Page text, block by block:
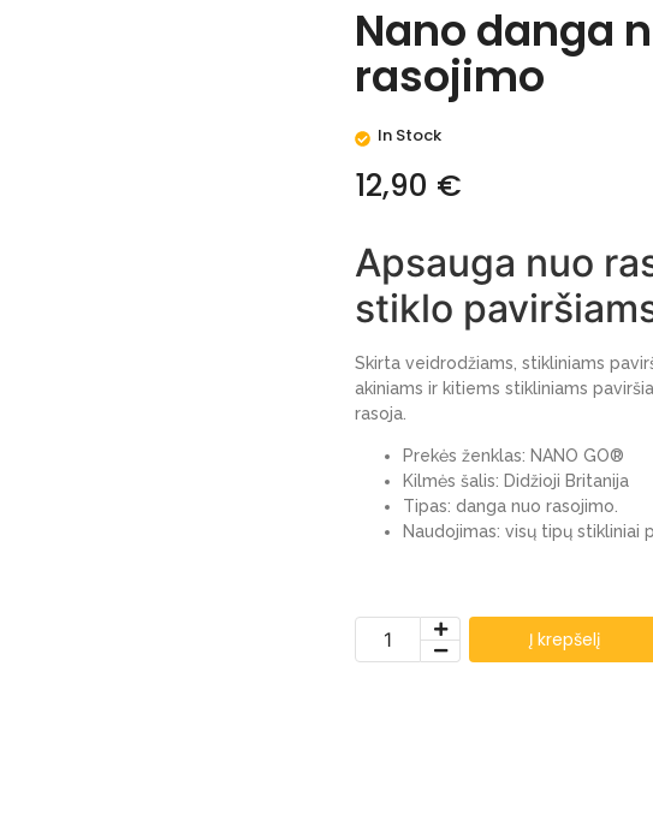
Nano danga
rasojimo
In Stock
12,90 €
Apsauga nuo
stiklo
Skirta veidrodžiams, stikliniams
akiniams ir kitiems stikliniams
rasoja.
Prekės ženklas: NANO GO®
Kilmės šalis: Didžioji Britanija
Tipas: danga nuo rasojimo.
Naudojimas: visų tipų stikliniai
Į krepšelį